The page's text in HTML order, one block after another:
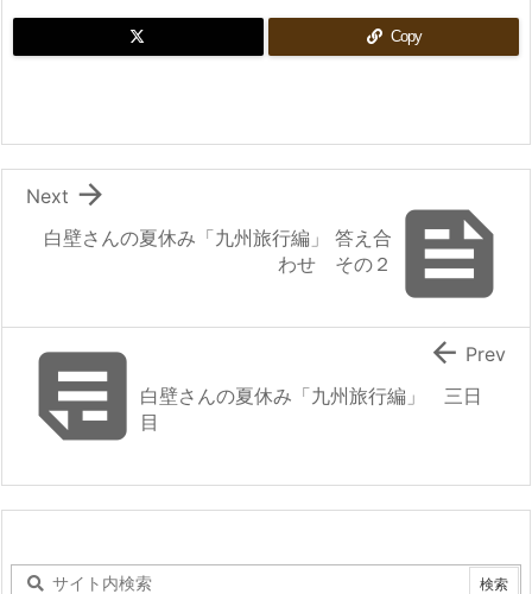
Copy

白壁さんの夏休み「九州旅行編」 答え合
わせ その２

Next
白壁さんの夏休み「九州旅行編」 三日
目
 Prev